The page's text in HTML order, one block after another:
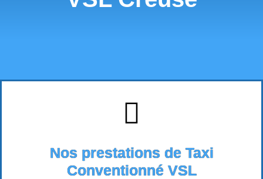
Nos prestations de Taxi
Conventionné VSL